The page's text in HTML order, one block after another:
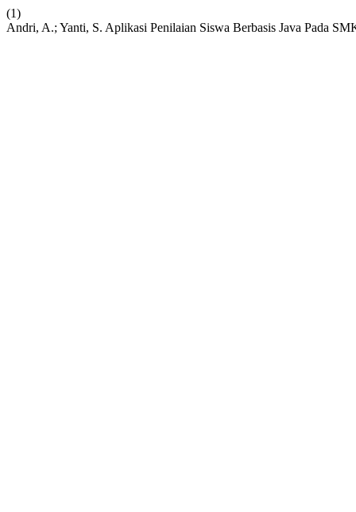
(1)
Andri, A.; Yanti, S. Aplikasi Penilaian Siswa Berbasis Java Pada